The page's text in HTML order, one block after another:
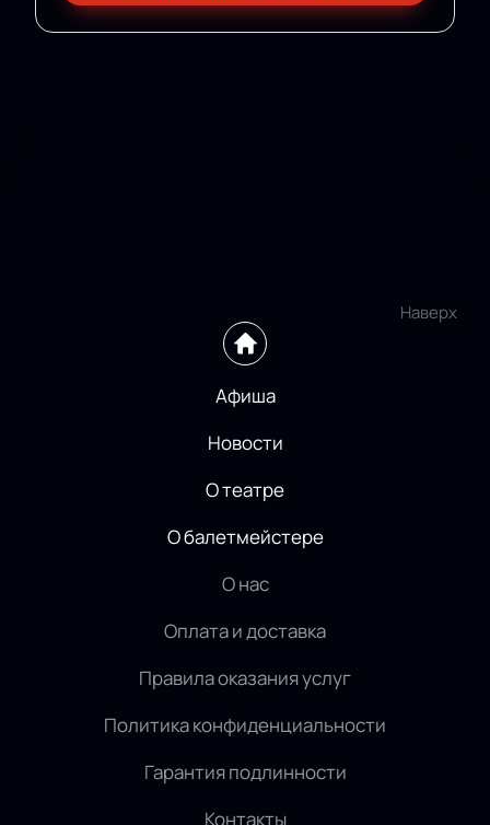
Наверх
Афиша
Новости
О театре
О балетмейстере
О нас
Оплата и доставка
Правила оказания услуг
Политика конфиденциальности
Гарантия подлинности
Контакты